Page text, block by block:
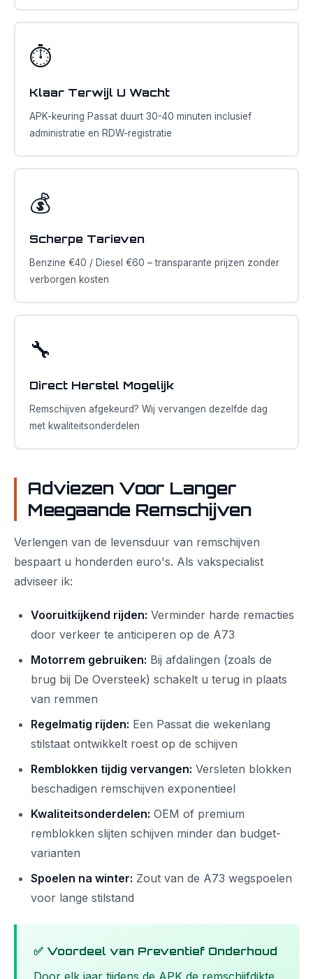
⏱️
Klaar Terwijl U Wacht
APK-keuring Passat duurt 30-40 minuten inclusief
administratie en RDW-registratie
💰
Scherpe Tarieven
Benzine €40 / Diesel €60 – transparante prijzen zonder
verborgen kosten
🔧
Direct Herstel Mogelijk
Remschijven afgekeurd? Wij vervangen dezelfde dag
met kwaliteitsonderdelen
Adviezen Voor Langer
Meegaande Remschijven
Verlengen van de levensduur van remschijven
bespaart u honderden euro's. Als vakspecialist
adviseer ik:
Vooruitkijkend rijden: Verminder harde remacties
door verkeer te anticiperen op de A73
Motorrem gebruiken: Bij afdalingen (zoals de
brug bij De Oversteek) schakelt u terug in plaats
van remmen
Regelmatig rijden: Een Passat die wekenlang
stilstaat ontwikkelt roest op de schijven
Remblokken tijdig vervangen: Versleten blokken
beschadigen remschijven exponentieel
Kwaliteitsonderdelen: OEM of premium
remblokken slijten schijven minder dan budget-
varianten
Spoelen na winter: Zout van de A73 wegspoelen
voor lange stilstand
✅ Voordeel van Preventief Onderhoud
Door elk jaar tijdens de APK de remschijfdikte